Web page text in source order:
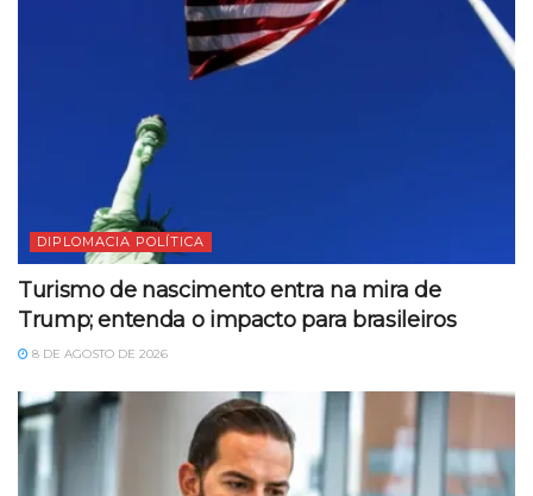
DIPLOMACIA POLÍTICA
Turismo de nascimento entra na mira de
Trump; entenda o impacto para brasileiros
8 DE AGOSTO DE 2026